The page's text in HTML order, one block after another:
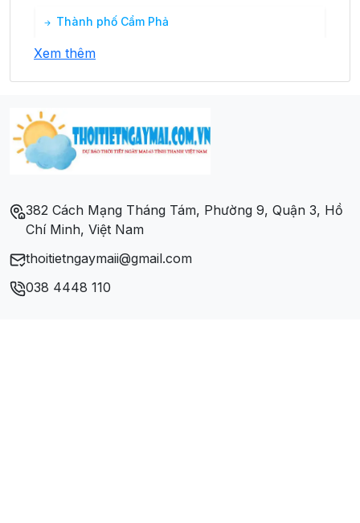
Thành phố Cẩm Phả
Thành phố Uông Bí
Thị xã Quảng Yên
Xem thêm
382 Cách Mạng Tháng Tám, Phường 9, Quận 3, Hồ
Chí Minh, Việt Nam
thoitietngaymaii@gmail.com
038 4448 110